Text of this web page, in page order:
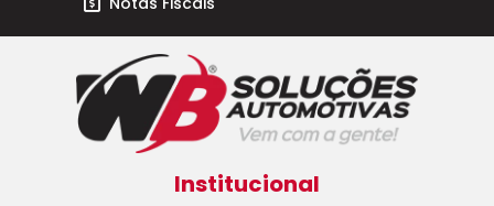
Institucional